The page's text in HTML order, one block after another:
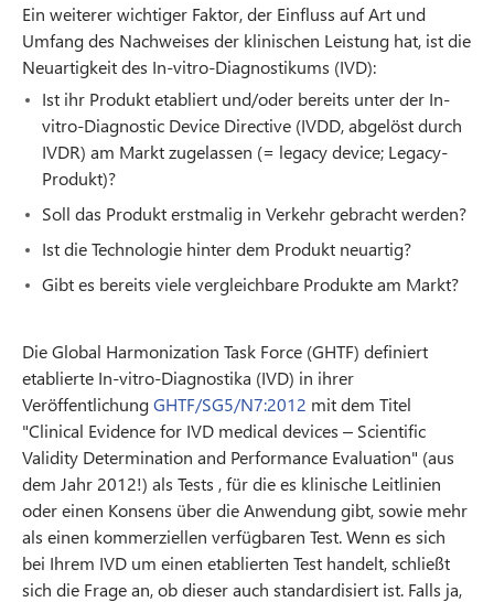
Ein weiterer wichtiger Faktor, der Einfluss auf Art und
Umfang des Nachweises der klinischen Leistung hat, ist die
Neuartigkeit des In-vitro-Diagnostikums (IVD):
Ist ihr Produkt etabliert und/oder bereits unter der In-
vitro-Diagnostic Device Directive (IVDD, abgelöst durch
IVDR) am Markt zugelassen (= legacy device; Legacy-
Produkt)?
Soll das Produkt erstmalig in Verkehr gebracht werden?
Ist die Technologie hinter dem Produkt neuartig?
Gibt es bereits viele vergleichbare Produkte am Markt?
Die Global Harmonization Task Force (GHTF) definiert
etablierte In-vitro-Diagnostika (IVD) in ihrer
VeröffentlichungGHTF/SG5/N7:2012 mit dem Titel
"Clinical Evidence for IVD medical devices – Scientific
Validity Determination and Performance Evaluation" (aus
dem Jahr 2012!) als Tests , für die es klinische Leitlinien
oder einen Konsens über die Anwendung gibt, sowie mehr
als einen kommerziellen verfügbaren Test. Wenn es sich
bei Ihrem IVD um einen etablierten Test handelt, schließt
sich die Frage an, ob dieser auch standardisiert ist. Falls ja,